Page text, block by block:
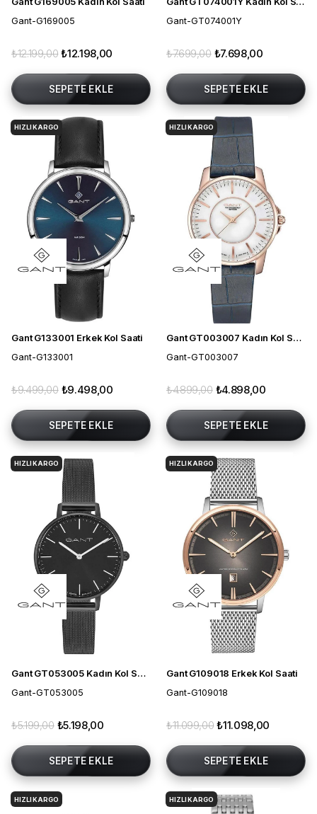
Gant-G169005
₺12.198,00
₺12.199,00
SEPETE EKLE
Gant-GT074001Y
₺7.698,00
₺7.699,00
SEPETE EKLE
Gant G133001 Erkek Kol Saati
Gant-G133001
₺9.498,00
₺9.499,00
SEPETE EKLE
HIZLI KARGO
Gant GT003007 Kadın Kol Saati
Gant-GT003007
₺4.898,00
₺4.899,00
SEPETE EKLE
HIZLI KARGO
Gant GT053005 Kadın Kol Saati
Gant-GT053005
₺5.198,00
₺5.199,00
SEPETE EKLE
HIZLI KARGO
Gant G109018 Erkek Kol Saati
Gant-G109018
₺11.098,00
₺11.099,00
SEPETE EKLE
HIZLI KARGO
HIZLI KARGO HIZLI KARGO